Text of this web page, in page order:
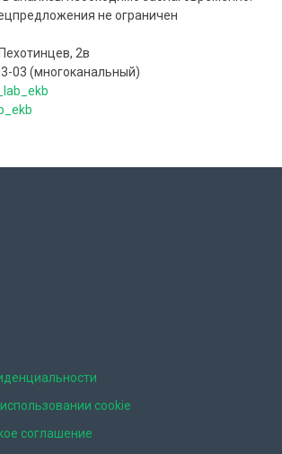
не ограничен
2в
03 (многоканальный)
cookie
соглашение